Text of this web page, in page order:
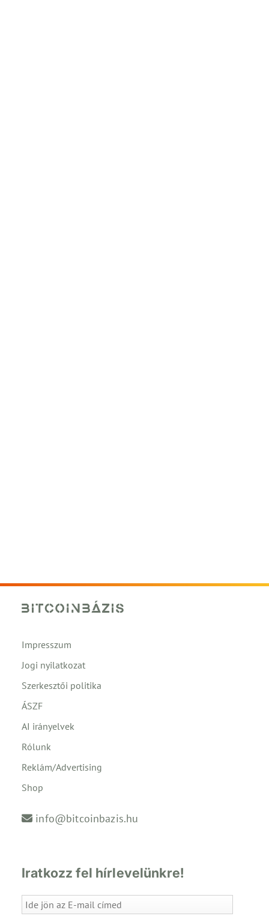
Impresszum
Jogi nyilatkozat
Szerkesztői politika
ÁSZF
AI irányelvek
Rólunk
Reklám/Advertising
Shop
info@bitcoinbazis.hu
Iratkozz fel hírlevelünkre!